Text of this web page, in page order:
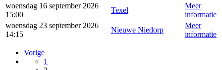
woensdag 16 september 2026
15:00
Texel
Meer
informatie
woensdag 23 september 2026
14:15
Nieuwe Niedorp
Meer
informatie
Vorige
1